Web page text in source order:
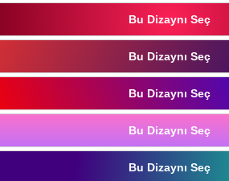
Bu Dizaynı Seç
Bu Dizaynı Seç
Bu Dizaynı Seç
Bu Dizaynı Seç
Bu Dizaynı Seç